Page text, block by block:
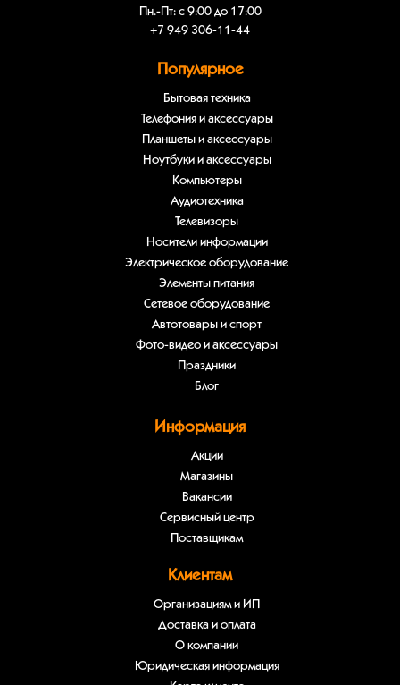
Пн.-Пт: с 9:00 до 17:00
+7 949 306-11-44
Популярное
Бытовая техника
Телефония и аксессуары
Планшеты и аксессуары
Ноутбуки и аксессуары
Компьютеры
Аудиотехника
Телевизоры
Носители информации
Электрическое оборудование
Элементы питания
Сетевое оборудование
Автотовары и спорт
Фото-видео и аксессуары
Праздники
Блог
Информация
Акции
Магазины
Вакансии
Сервисный центр
Поставщикам
Клиентам
Организациям и ИП
Доставка и оплата
О компании
Юридическая информация